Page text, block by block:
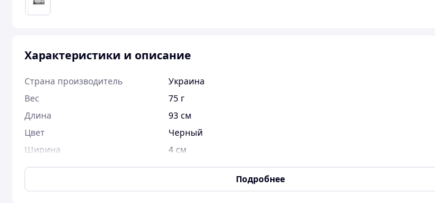
Характеристики и описание
Страна производитель
Украина
Вес
75 г
Длина
93 см
Цвет
Черный
Ширина
4 см
Турникет Сич (SICH-TOURNIQUET)
ИМЕЕТ УНИКАЛЬНЫЕ ПРЕИМУЩЕСТВА, ПРЕВОСХОДЯЩИЕ АНАЛОГИ
Подробнее